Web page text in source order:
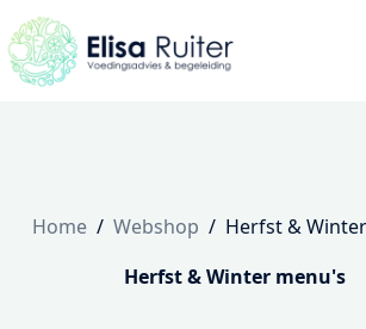
naar
de
inhoud
Home / Webshop / Herfst &
Herfst & Winter menu's